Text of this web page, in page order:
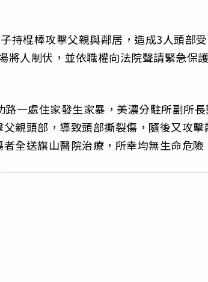
持棍棒攻擊父親與鄰居，造成3人頭部受
將人制伏，並依職權向法院聲請緊急保護
一處住家發生家暴，美濃分駐所副所
親頭部，導致頭部撕裂傷，隨後又攻擊
全送旗山醫院治療，所幸均無生命危險